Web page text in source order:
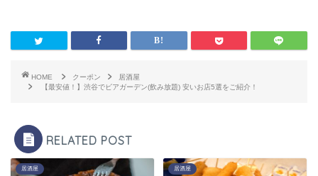
HOME クーポン
居酒屋
【最安値！】渋谷でビアガーデン(飲み放題) 安いお店5選をご紹介！
RELATED POST
居酒屋 居酒屋